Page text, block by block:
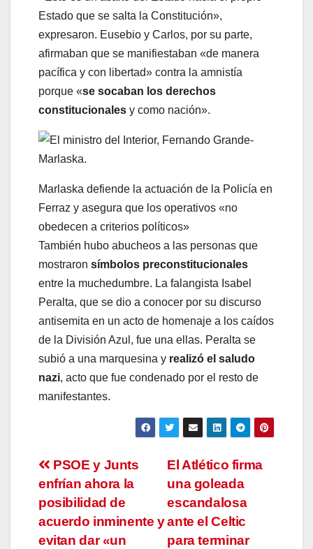
Estado que se salta la Constitución»,
expresaron. Eusebio y Carlos, por su parte,
afirmaban que se manifiestaban «de manera
pacífica y con libertad» contra la amnistía
porque «se socaban los derechos
constitucionales y como nación».
Marlaska defiende la actuación de la Policía en
Ferraz y asegura que los operativos «no
obedecen a criterios políticos»
También hubo abucheos a las personas que
mostraron símbolos preconstitucionales
entre la muchedumbre. La falangista Isabel
Peralta, que se dio a conocer por su discurso
antisemita en un acto de homenaje a los caídos
de la División Azul, fue una ellas. Peralta se
subió a una marquesina y realizó el saludo
nazi, acto que fue condenado por el resto de
manifestantes.
Navegación
de
entradas
El Atlético firma
una goleada
escandalosa
ante el Celtic
para terminar
PSOE y Junts
enfrían ahora la
posibilidad de
acuerdo inminente y
evitan dar «un